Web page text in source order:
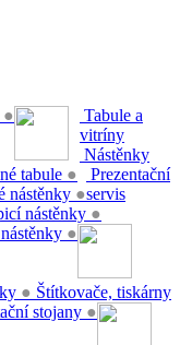
●
Tabule a
vitríny
tabule ●
Nástěnky
nástěnky ●
nástěnky ●
●
Prezentační
servis
●
stojany ●
Štítkovače, tiskárny